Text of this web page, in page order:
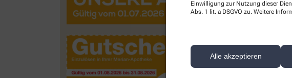
Einwilligung zur Nutzung dieser
Abs. 1 lit. a DSGVO zu. Weitere
Alle akzeptieren